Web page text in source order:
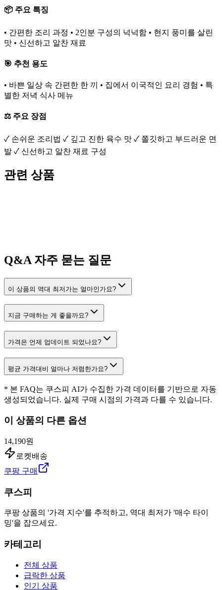
📦 주요 특징
• 간편한 조리 과정 • 2인분 구성의 넉넉함 • 현지 풍미를 살린
맛 • 신선하고 알찬 재료
🎯 추천 용도
• 바쁜 일상 속 간편한 한 끼 • 집에서 이국적인 요리 경험 • 특
별한 저녁 식사 메뉴
⚖️ 주요 장점
✓ 손쉬운 조리법 ✓ 깊고 진한 육수 맛 ✓ 쫄깃하고 부드러운 면
발 ✓ 신선하고 알찬 재료 구성
관련 상품
Q&A 자주 묻는 질문
이 상품의 역대 최저가는 얼마인가요?
지금 구매하는 게 좋을까요?
가격은 언제 업데이트 되었나요?
평균 가격대비 얼마나 저렴한가요?
* 본 FAQ는 쿠스피 AI가 수집한 가격 데이터를 기반으로 자동
생성되었습니다. 실제 구매 시점의 가격과 다를 수 있습니다.
이 상품의 다른 옵션
14,190원
로켓배송
쿠팡 구매
쿠스피
쿠팡 상품의 '가격 지수'를 추적하고, 역대 최저가 '매수 타이
밍'을 잡으세요.
카테고리
전체 상품
급락한 상품
인기 상품